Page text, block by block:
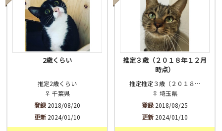
2歳くらい
推定2歳くらい
♀ 千葉県
登録 2018/08/20
更新 2024/01/10
推定３歳（２０１８年１２月
時点）
推定推定３歳（２０１８…
♀ 埼玉県
登録2018/08/25
更新2024/01/10